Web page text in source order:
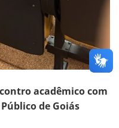
acadêmico com
de Goiás